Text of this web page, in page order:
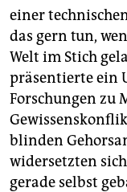
einer
das gern tun,
Welt im Stich
präsentierte ein
Forschungen zu
blinden
widersetzten
gerade selbst